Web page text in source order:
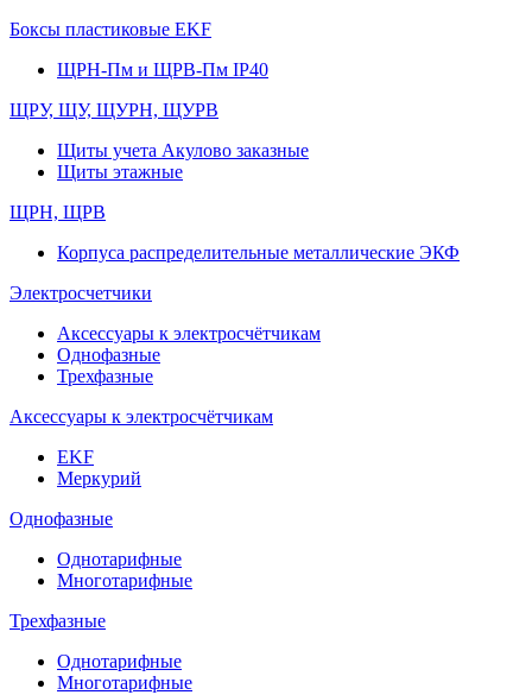
Боксы пластиковые EKF
ЩРН-Пм и ЩРВ-Пм IP40
ЩРУ, ЩУ, ЩУРН, ЩУРВ
Щиты учета Акулово заказные
Щиты этажные
ЩРН, ЩРВ
Корпуса распределительные металлические ЭКФ
Электросчетчики
Аксессуары к электросчётчикам
Однофазные
Трехфазные
Аксессуары к электросчётчикам
EKF
Меркурий
Однофазные
Однотарифные
Многотарифные
Трехфазные
Однотарифные
Многотарифные